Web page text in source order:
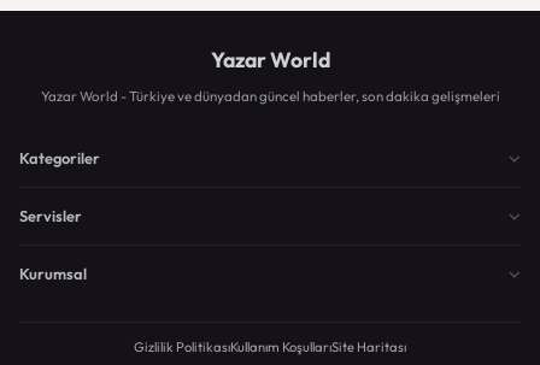
Yazar World
Yazar World - Türkiye ve dünyadan güncel haberler, son dakika gelişmeleri
Kategoriler
Servisler
Kurumsal
Gizlilik PolitikasıKullanım KoşullarıSite Haritası